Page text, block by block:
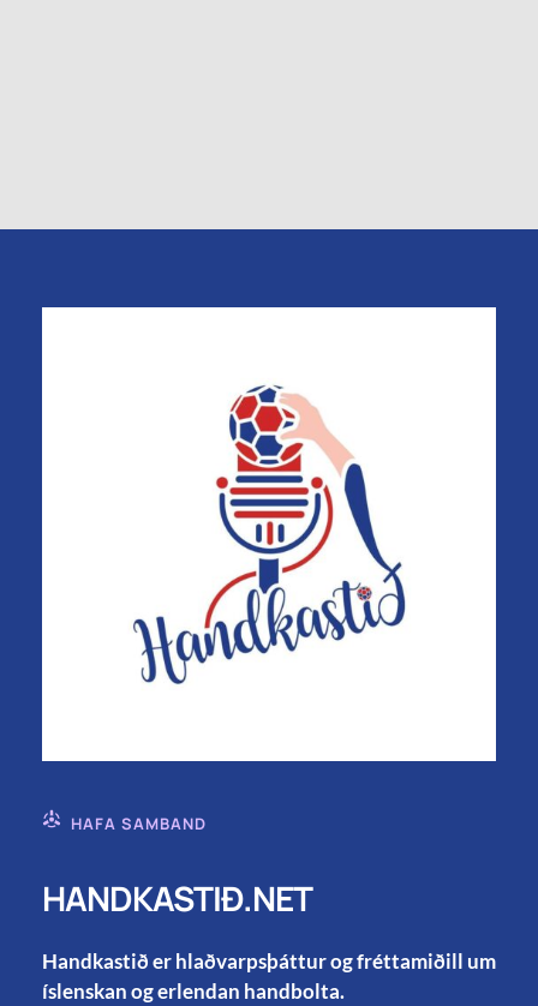
HAFA SAMBAND
HANDKASTIÐ.NET
Handkastið er hlaðvarpsþáttur og fréttamiðill um
íslenskan og erlendan handbolta.